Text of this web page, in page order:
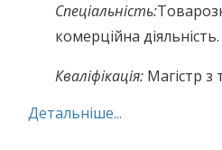
Спеціальність:
комерційна діяльність.
Кваліфікація: Магістр з
Детальніше...